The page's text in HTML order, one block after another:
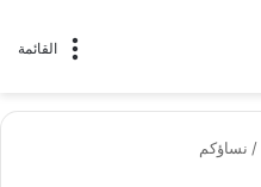
القائمة
/ نساؤكم